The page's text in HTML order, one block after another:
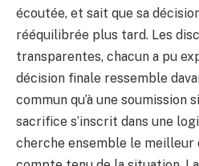
écoutée, et sait que sa
rééquilibrée plus tard. Les
transparentes, chacun a pu
décision finale ressemble
commun qu’à une soumission
sacrifice s’inscrit dans une
cherche ensemble le meilleur